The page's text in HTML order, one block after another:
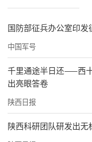
郑国渠是秦代著
最早在关中建设
达18万公顷而成
一。
春秋战国时期，
郑国入秦，建议
国防部征兵办公室印
中国军号
千里通途半日还——西
出亮眼答卷
陕西日报
陕西科研团队研发出无